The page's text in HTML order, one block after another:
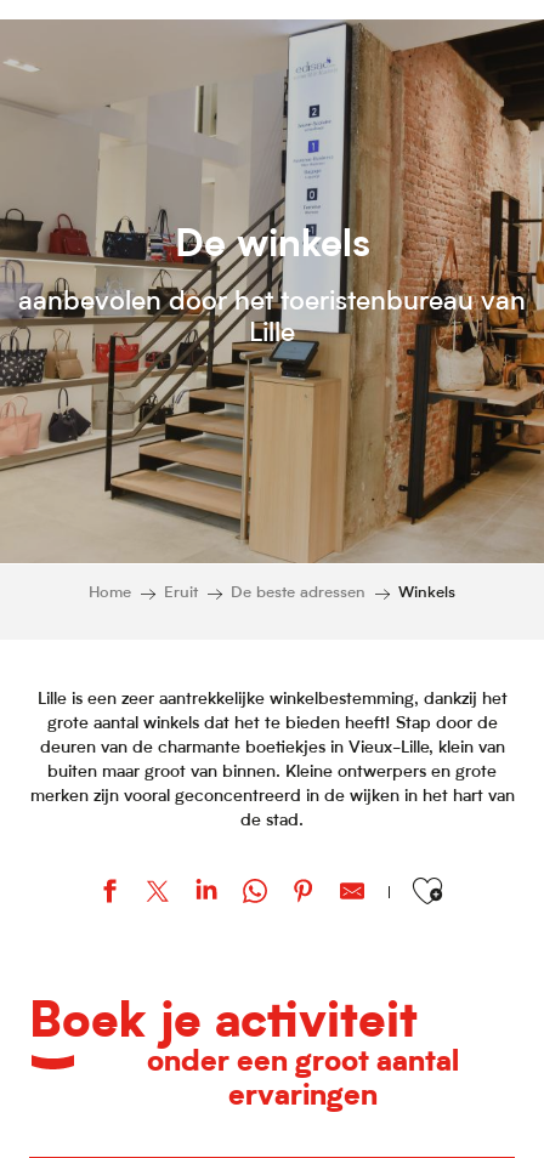
De winkels
aanbevolen door het toeristenbureau van
Lille
Home Eruit De beste adressen Winkels
Lille is een zeer aantrekkelijke winkelbestemming, dankzij het
grote aantal winkels dat het te bieden heeft! Stap door de
deuren van de charmante boetiekjes in Vieux-Lille, klein van
buiten maar groot van binnen. Kleine ontwerpers en grote
merken zijn vooral geconcentreerd in de wijken in het hart van
de stad.
Ajouter aux
Sélectour - Génération Voyages
Le berceau de location
Arcade Evenements
La Cyclerie Roubaisienne
Boek je activiteit
onder een groot aantal
ervaringen